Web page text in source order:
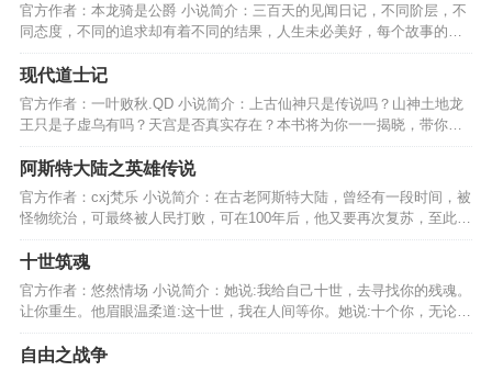
官方作者：本龙骑是公爵 小说简介：三百天的见闻日记，不同阶层，不
同态度，不同的追求却有着不同的结果，人生未必美好，每个故事的主
角都有着现实的影子。…
现代道士记
官方作者：一叶败秋.QD 小说简介：上古仙神只是传说吗？山神土地龙
王只是子虚乌有吗？天宫是否真实存在？本书将为你一一揭晓，带你走
进不一样的修道之路！…
阿斯特大陆之英雄传说
官方作者：cxj梵乐 小说简介：在古老阿斯特大陆，曾经有一段时间，被
怪物统治，可最终被人民打败，可在100年后，他又要再次复苏，至此英
雄们能在打败他吗？…
十世筑魂
官方作者：悠然情场 小说简介：她说:我给自己十世，去寻找你的残魂。
让你重生。他眉眼温柔道:这十世，我在人间等你。她说:十个你，无论怎
样，都是我爱的你。…
自由之战争